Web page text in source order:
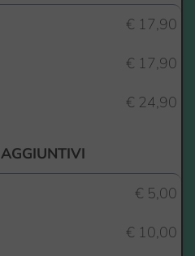
€ 17,90
€ 17,90
€ 24,90
€ 5,00
€ 10,00